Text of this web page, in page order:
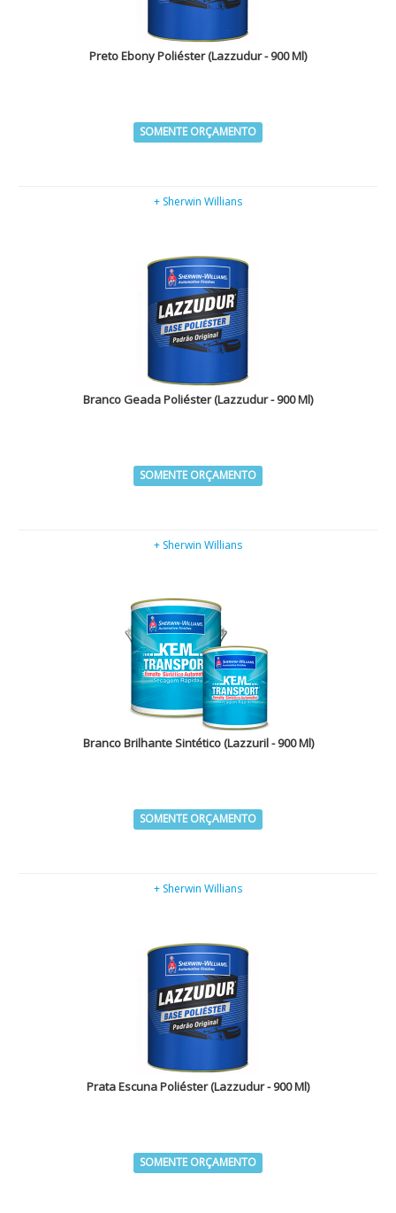
Preto Ebony Poliéster (Lazzudur - 900 Ml)
SOMENTE ORÇAMENTO
+ Sherwin Willians
Branco Geada Poliéster (Lazzudur - 900 Ml)
SOMENTE ORÇAMENTO
+ Sherwin Willians
Branco Brilhante Sintético (Lazzuril - 900 Ml)
SOMENTE ORÇAMENTO
+ Sherwin Willians
Prata Escuna Poliéster (Lazzudur - 900 Ml)
SOMENTE ORÇAMENTO